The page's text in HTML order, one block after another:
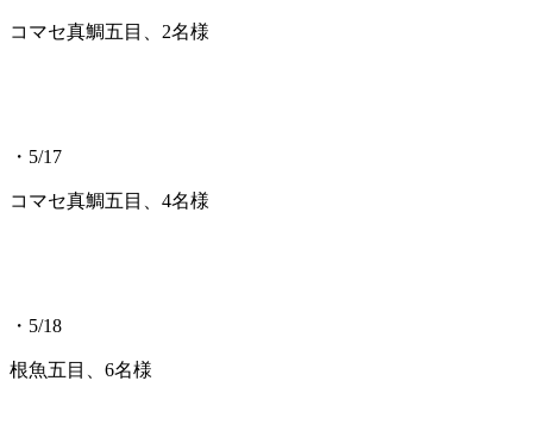
コマセ真鯛五目、2名様
・5/17
コマセ真鯛五目、4名様
・5/18
根魚五目、6名様